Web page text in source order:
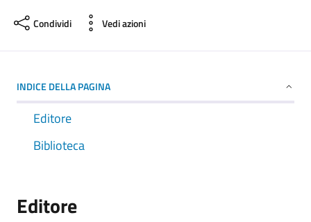
Condividi Vedi azioni
INDICE DELLA PAGINA
Editore
Biblioteca
Editore